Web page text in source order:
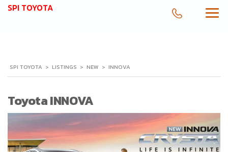
SPI TOYOTA
SPI TOYOTA > LISTINGS > NEW > INNOVA
Toyota INNOVA